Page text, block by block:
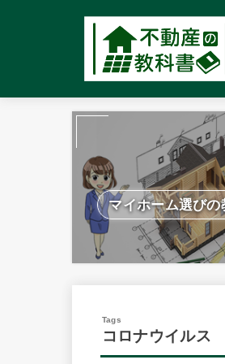
マイホーム選びの
コロナウイルス